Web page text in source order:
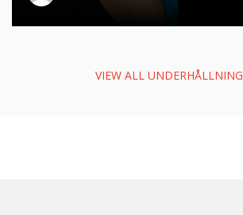
VIEW ALL UNDERHÅLLNING